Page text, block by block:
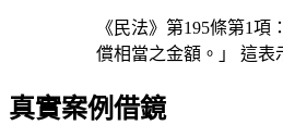
《民法》第195條第1
償相當之金額。」 這表
真實案例借鏡